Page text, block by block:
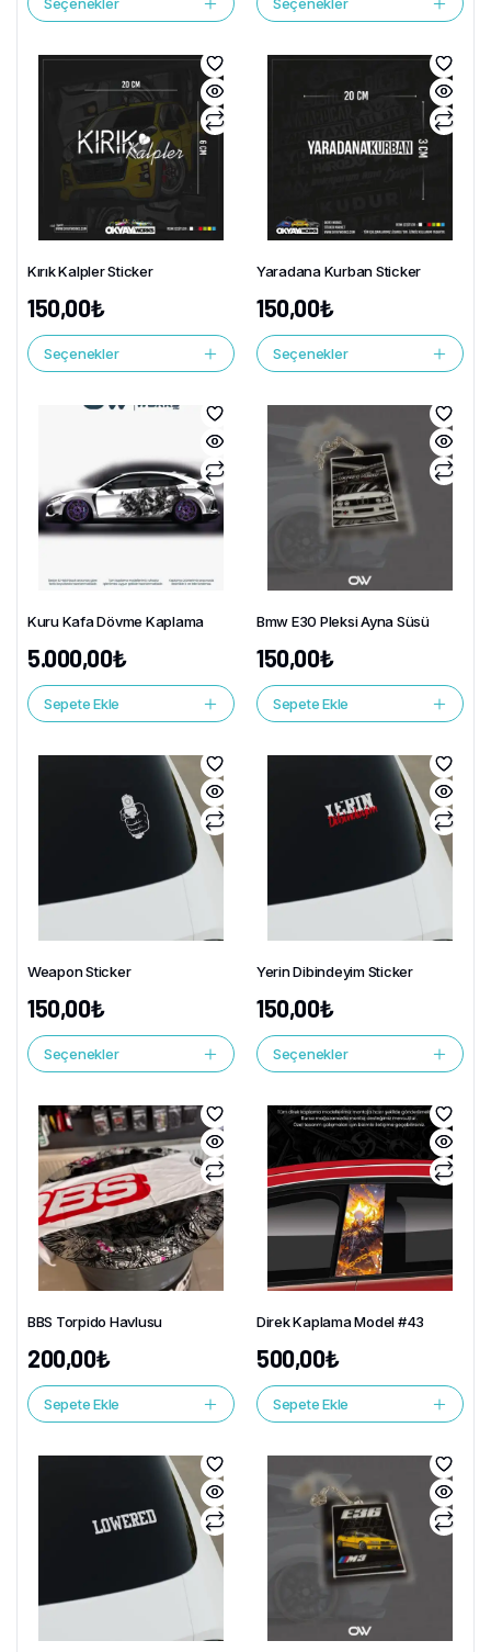
Seçenekler Seçenekler
Kırık Kalpler Sticker
150,00₺
Seçenekler
Yaradana Kurban Sticker
150,00₺
Seçenekler
Kuru Kafa Dövme Kaplama
5.000,00₺
Sepete Ekle
Bmw E30 Pleksi Ayna Süsü
150,00₺
Sepete Ekle
Weapon Sticker
150,00₺
Seçenekler
Yerin Dibindeyim Sticker
150,00₺
Seçenekler
BBS Torpido Havlusu
200,00₺
Sepete Ekle
Direk Kaplama Model #43
500,00₺
Sepete Ekle